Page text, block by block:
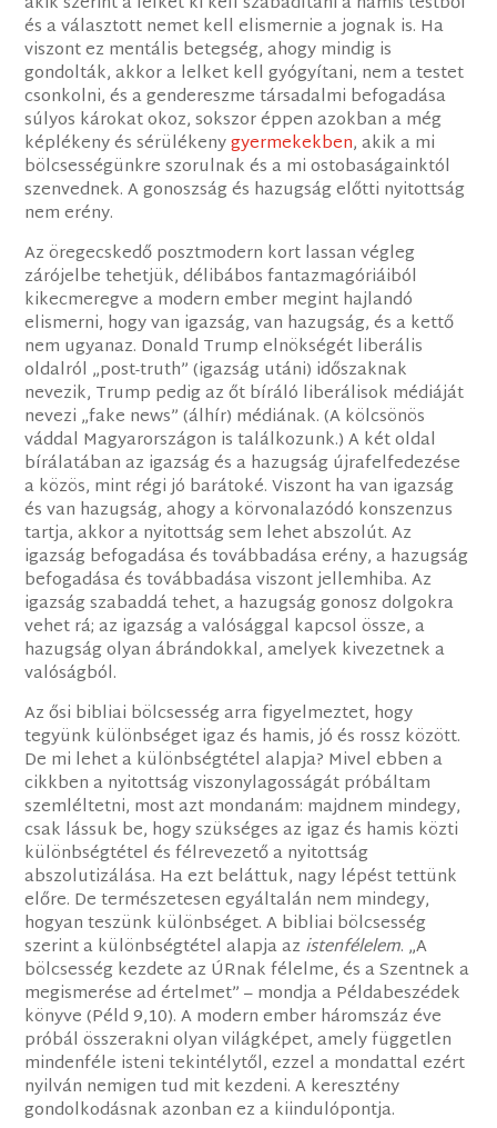
és a választott nemet kell elismernie a jognak is. Ha
viszont ez mentális betegség, ahogy mindig is
gondolták, akkor a lelket kell gyógyítani, nem a testet
csonkolni, és a gendereszme társadalmi befogadása
súlyos károkat okoz, sokszor éppen azokban a még
képlékeny és sérülékenygyermekekben, akik a mi
bölcsességünkre szorulnak és a mi ostobaságainktól
szenvednek. A gonoszság és hazugság előtti nyitottság
nem erény.
Az öregecskedő posztmodern kort lassan végleg
zárójelbe tehetjük, délibábos fantazmagóriáiból
kikecmeregve a modern ember megint hajlandó
elismerni, hogy van igazság, van hazugság, és a kettő
nem ugyanaz. Donald Trump elnökségét liberális
oldalról „post-truth” (igazság utáni) időszaknak
nevezik, Trump pedig az őt bíráló liberálisok médiáját
nevezi „fake news” (álhír) médiának. (A kölcsönös
váddal Magyarországon is találkozunk.) A két oldal
bírálatában az igazság és a hazugság újrafelfedezése
a közös, mint régi jó barátoké. Viszont ha van igazság
és van hazugság, ahogy a körvonalazódó konszenzus
tartja, akkor a nyitottság sem lehet abszolút. Az
igazság befogadása és továbbadása erény, a hazugság
befogadása és továbbadása viszont jellemhiba. Az
igazság szabaddá tehet, a hazugság gonosz dolgokra
vehet rá; az igazság a valósággal kapcsol össze, a
hazugság olyan ábrándokkal, amelyek kivezetnek a
valóságból.
Az ősi bibliai bölcsesség arra figyelmeztet, hogy
tegyünk különbséget igaz és hamis, jó és rossz között.
De mi lehet a különbségtétel alapja? Mivel ebben a
cikkben a nyitottság viszonylagosságát próbáltam
szemléltetni, most azt mondanám: majdnem mindegy,
csak lássuk be, hogy szükséges az igaz és hamis közti
különbségtétel és félrevezető a nyitottság
abszolutizálása. Ha ezt beláttuk, nagy lépést tettünk
előre. De természetesen egyáltalán nem mindegy,
hogyan teszünk különbséget. A bibliai bölcsesség
szerint a különbségtétel alapja az istenfélelem. „A
bölcsesség kezdete az ÚRnak félelme, és a Szentnek a
megismerése ad értelmet” – mondja a Példabeszédek
könyve (Péld 9,10). A modern ember háromszáz éve
próbál összerakni olyan világképet, amely független
mindenféle isteni tekintélytől, ezzel a mondattal ezért
nyilván nemigen tud mit kezdeni. A keresztény
gondolkodásnak azonban ez a kiindulópontja.